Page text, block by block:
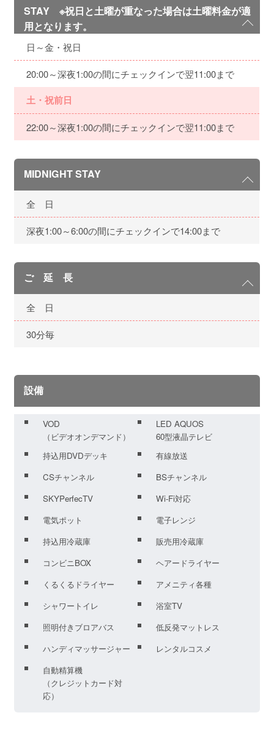
STAY ※祝日と土曜が重なった場合は土曜料金が適
用となります。
日～金・祝日
20:00～深夜1:00の間にチェックインで翌11:00まで
土・祝前日
22:00～深夜1:00の間にチェックインで翌11:00まで
MIDNIGHT STAY
全 日
深夜1:00～6:00の間にチェックインで14:00まで
ご 延 長
全 日
30分毎
設備
VOD
（ビデオオンデマンド）
LED AQUOS
60型液晶テレビ
持込用DVDデッキ
有線放送
CSチャンネル
BSチャンネル
SKYPerfecTV
Wi-Fi対応
電気ポット
電子レンジ
持込用冷蔵庫
販売用冷蔵庫
コンビニBOX
ヘアードライヤー
くるくるドライヤー
アメニティ各種
シャワートイレ
浴室TV
照明付きブロアバス
低反発マットレス
ハンディマッサージャー
レンタルコスメ
自動精算機
（クレジットカード対
応）